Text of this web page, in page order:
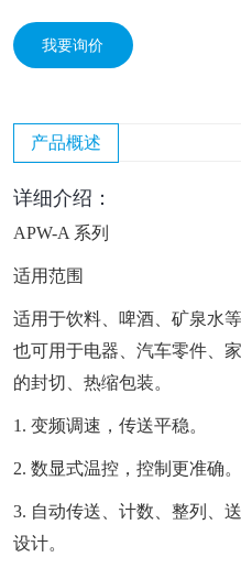
我要询价
产品概述
详细介绍：
APW-A 系列
适用范围
适用于饮料、啤酒、矿泉水
也可用于电器、汽车零件、
的封切、热缩包装。
1. 变频调速，传送平稳。
2. 数显式温控，控制更准确。
3. 自动传送、计数、整列、
设计。